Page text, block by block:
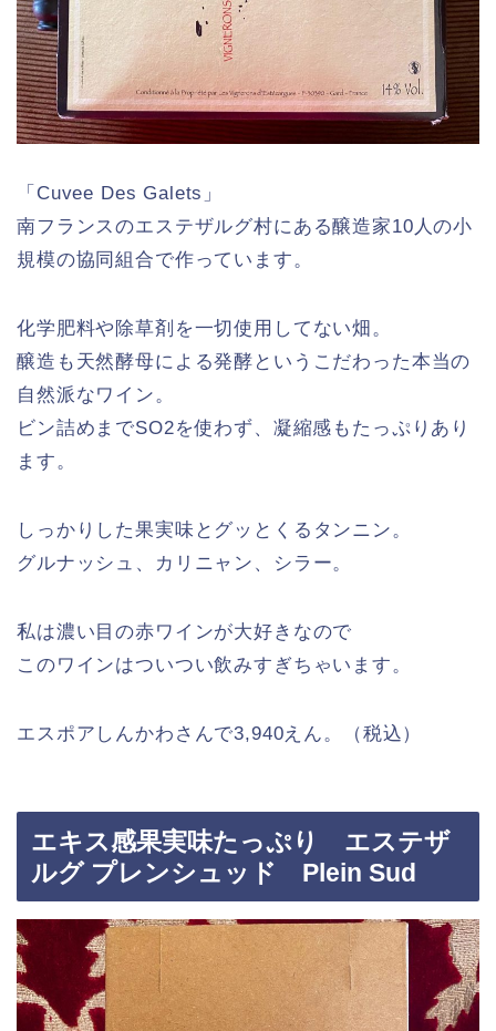
「Cuvee Des Galets」
南フランスのエステザルグ村にある醸造家10人の小
規模の協同組合で作っています。
化学肥料や除草剤を一切使用してない畑。
醸造も天然酵母による発酵というこだわった本当の
自然派なワイン。
ビン詰めまでSO2を使わず、凝縮感もたっぷりあり
ます。
しっかりした果実味とグッとくるタンニン。
グルナッシュ、カリニャン、シラー。
私は濃い目の赤ワインが大好きなので
このワインはついつい飲みすぎちゃいます。
エスポアしんかわさんで3,940えん。（税込）
エキス感果実味たっぷり エステザ
ルグ プレンシュッド Plein Sud